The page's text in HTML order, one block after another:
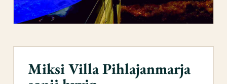
Miksi Villa Pihlajanmarja